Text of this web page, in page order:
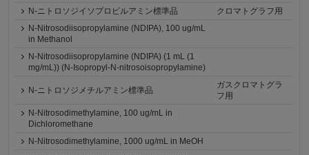
N-ニトロソジイソプロピルアミン標準品
クロマトグラフ用
N-Nitrosodiisopropylamine (NDIPA), 100 ug/mL
in Methanol
N-Nitrosodiisopropylamine (NDIPA) (1 mL (1
mg/mL)) (N-Isopropyl-N-nitrosoisopropylamine)
N-ニトロソジメチルアミン標準品
ガスクロマトグラ
フ用
N-Nitrosodimethylamine, 100 ug/mL in
Dichloromethane
N-Nitrosodimethylamine, 1000 ug/mL in MeOH